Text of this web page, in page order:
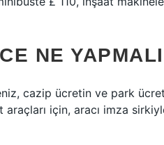
NE
cazip ücretin ve park
için, aracı imza